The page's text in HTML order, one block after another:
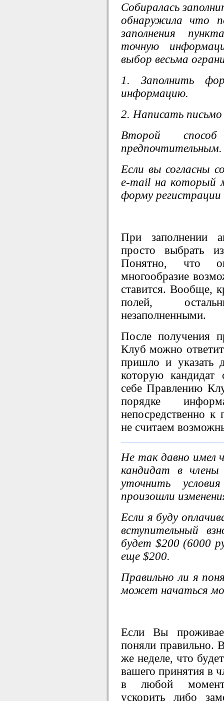
Собиралась
обнаружила что
заполнения
точную
выбор весьма
1. Заполнить
информацию.
2. Написать
Второй
предпочтительным.
Если вы согласны
e-mail на который
форму
При заполнении
просто выбрать
Понятно, что
многообразие
ставится. Вообще,
полей,
незаполненными.
После получения
Клуб можно
пришло и указать
которую
себе Правлению
порядке
непосредственно
не считаем
Не так давно имел
кандидат в
уточнить
произошли
Если я буду
вступительный
будет $200 (6000
еще $200.
Правильно ли я
может начаться
Если Вы
поняли правильно.
же неделе, что
вашего принятия в
в любой момент
ускорить либо